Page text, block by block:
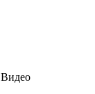
Видео